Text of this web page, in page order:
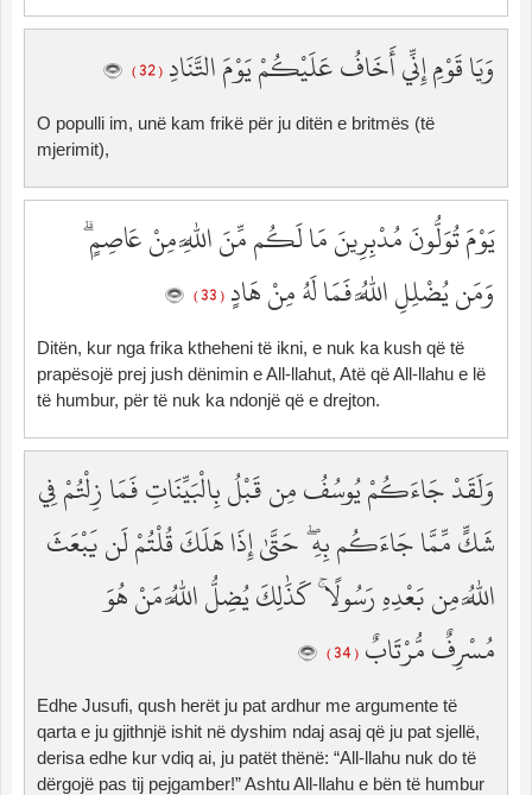
وَيَا قَوْمِ إِنِّي أَخَافُ عَلَيْكُمْ يَوْمَ التَّنَادِ ( 32 )
O populli im, unë kam frikë për ju ditën e britmës (të
mjerimit),
يَوْمَ تُوَلُّونَ مُدْبِرِينَ مَا لَكُم مِّنَ اللَّهِ مِنْ عَاصِمٍ ۗ
وَمَن يُضْلِلِ اللَّهُ فَمَا لَهُ مِنْ هَادٍ ( 33 )
Ditën, kur nga frika ktheheni të ikni, e nuk ka kush që të
prapësojë prej jush dënimin e All-llahut, Atë që All-llahu e lë
të humbur, për të nuk ka ndonjë që e drejton.
وَلَقَدْ جَاءَكُمْ يُوسُفُ مِن قَبْلُ بِالْبَيِّنَاتِ فَمَا زِلْتُمْ فِي
شَكٍّ مِّمَّا جَاءَكُم بِهِ ۖ حَتَّىٰ إِذَا هَلَكَ قُلْتُمْ لَن يَبْعَثَ
اللَّهُ مِن بَعْدِهِ رَسُولًا ۚ كَذَٰلِكَ يُضِلُّ اللَّهُ مَنْ هُوَ
مُسْرِفٌ مُّرْتَابٌ ( 34 )
Edhe Jusufi, qush herët ju pat ardhur me argumente të
qarta e ju gjithnjë ishit në dyshim ndaj asaj që ju pat sjellë,
derisa edhe kur vdiq ai, ju patët thënë: “All-llahu nuk do të
dërgojë pas tij pejgamber!” Ashtu All-llahu e bën të humbur